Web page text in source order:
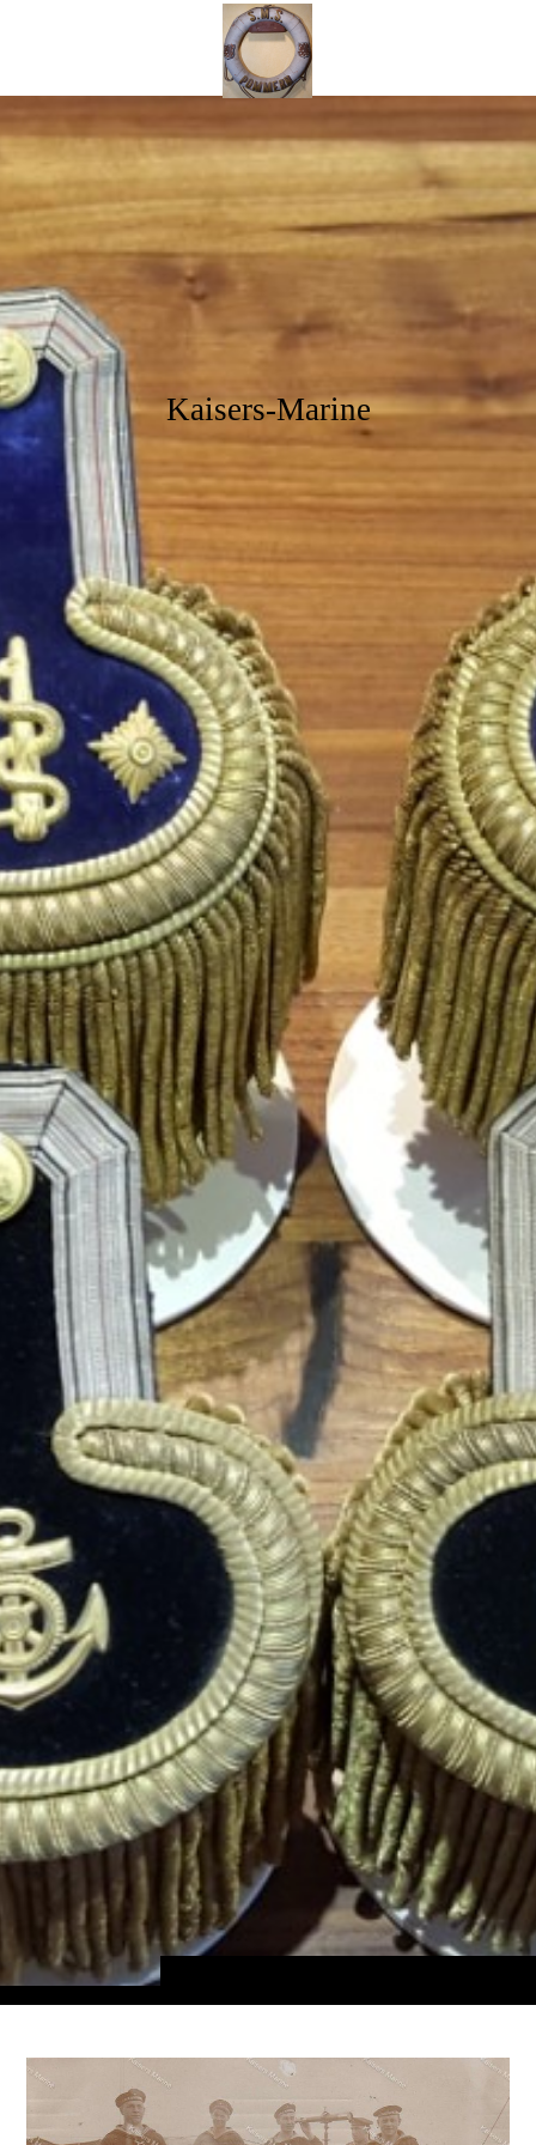
KaisersMar ine
Kaisers-Marine